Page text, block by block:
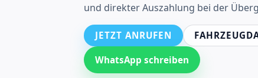
und direkter Auszahlung bei der
JETZT ANRUFEN
WhatsApp schreiben